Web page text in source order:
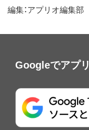
編集：アプリオ編集部
Googleでアプ